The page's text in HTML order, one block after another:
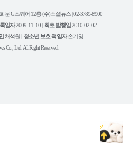
트
유
튜
문 G스퀘어 12층 (주)소셜뉴스 | 02-3789-8900
일자2009. 11. 10 | 최초 발행일2010. 02. 02
채석원 | 청소년 보호 책임자손기영
Co., Ltd. All Right Reserved.